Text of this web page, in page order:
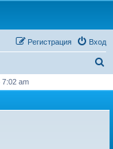
Вход
Регистрация
с
am